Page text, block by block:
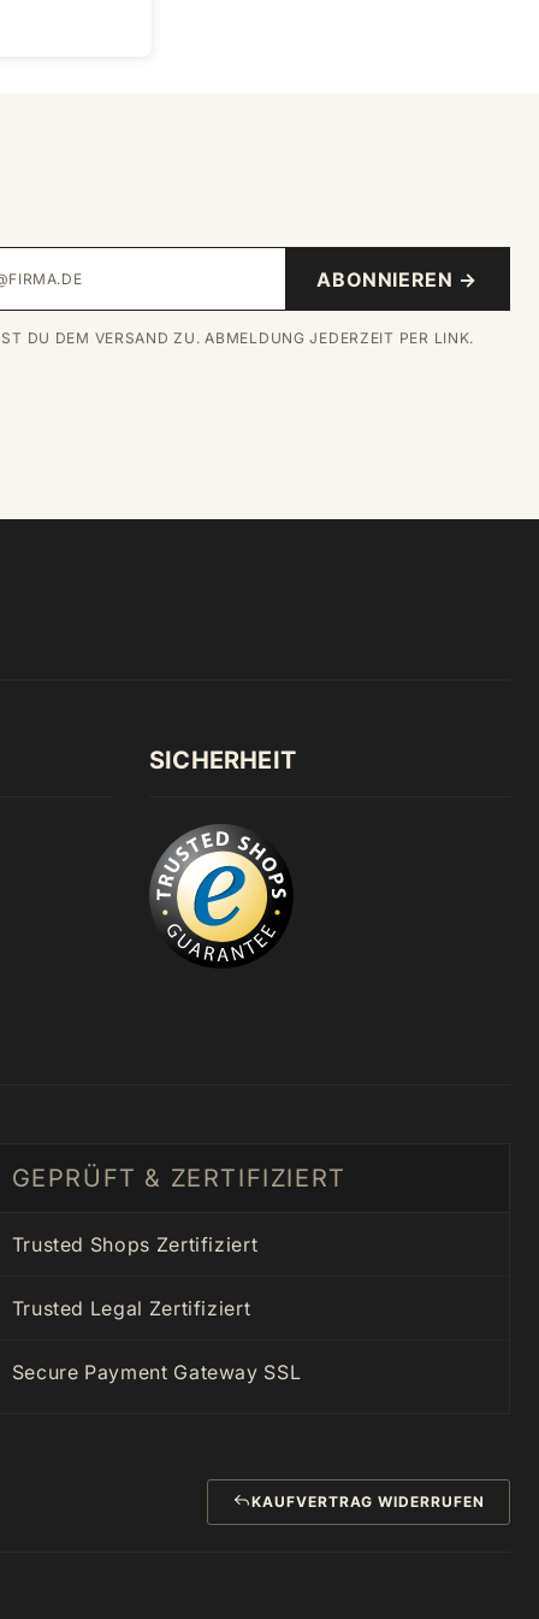
ABONNIEREN →
DU DEM VERSAND ZU. ABMELDUNG JEDERZEIT PER LINK.
SICHERHEIT
GEPRÜFT & ZERTIFIZIERT
Trusted Shops Zertifiziert
Trusted Legal Zertifiziert
Secure Payment Gateway SSL
KAUFVERTRAG WIDERRUFEN